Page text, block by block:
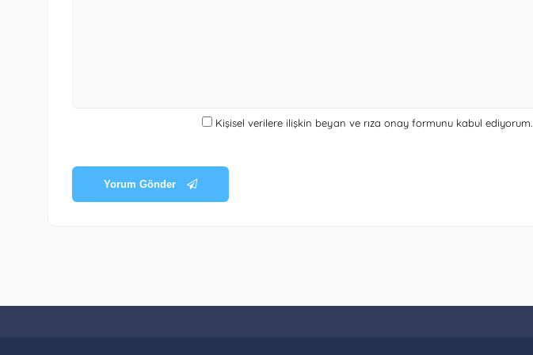
Kişisel verilere ilişkin beyan ve rıza onay formunukabul ediyorum.
Yorum Gönder